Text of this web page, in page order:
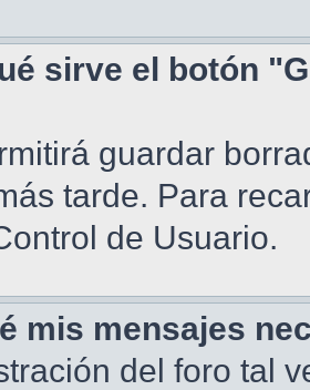
sirve el botón
guardar
tarde. Para
de Usuario.
mis mensajes
del foro tal